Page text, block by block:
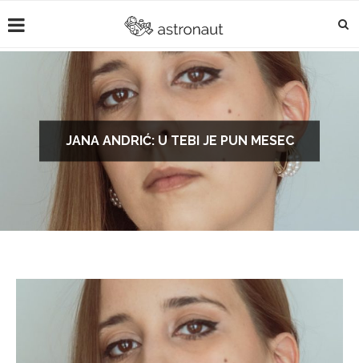
JANA ANDRIĆ: U TEBI JE PUN MESEC